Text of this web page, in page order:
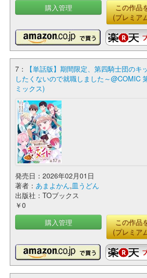
購入管理
この作品
(プレミア
7：
【単話版】期間限定、第四騎士団のキ
したくないので就職しました～@COMIC
ミックス)
発売日：2026年02月01日
著者： あまよかん,皿うどん
出版社：TOブックス
￥0
購入管理
この作品
(プレミア